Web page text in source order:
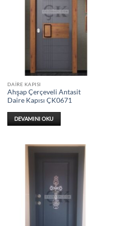
DAIRE KAPISI
Ahşap Çerçeveli Antasit
Daire Kapısı ÇK0671
DEVAMINI OKU